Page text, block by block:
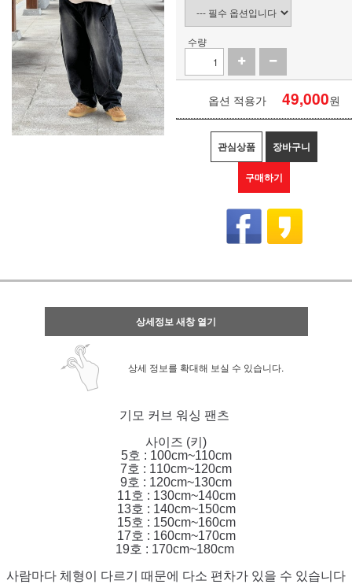
수량
옵션 적용가 49,000원
관심상품 장바구니
구매하기
상세정보 새창 열기
상세 정보를 확대해 보실 수 있습니다.
기모 커브 워싱 팬츠
사이즈 (키)
5호 : 100cm~110cm
7호 : 110cm~120cm
9호 : 120cm~130cm
11호 : 130cm~140cm
13호 : 140cm~150cm
15호 : 150cm~160cm
17호 : 160cm~170cm
19호 : 170cm~180cm
사람마다 체형이 다르기 때문에 다소 편차가 있을 수 있습니다